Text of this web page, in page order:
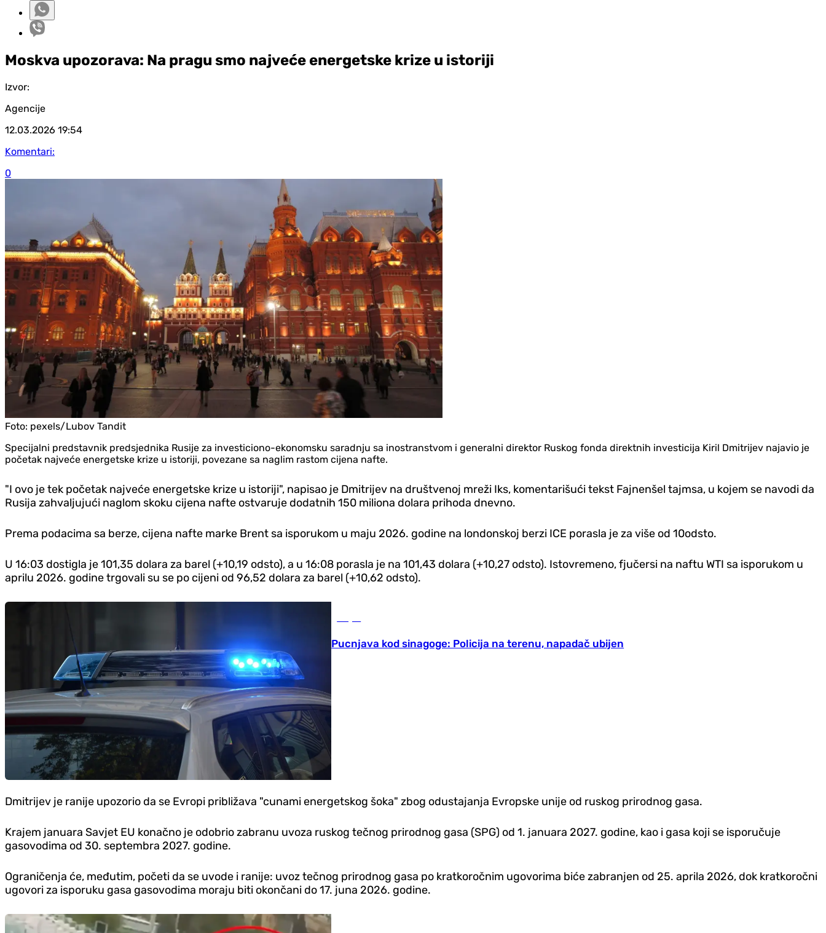
Moskva upozorava: Na pragu smo najveće energetske krize u istoriji
Izvor:
Agencije
12.03.2026 19:54
Komentari:
0
Foto: pexels/Lubov Tandit
Specijalni predstavnik predsjednika Rusije za investiciono-ekonomsku saradnju sa inostranstvom i generalni direktor Ruskog fonda direktnih investicija Kiril Dmitrijev najavio je
početak najveće energetske krize u istoriji, povezane sa naglim rastom cijena nafte.
"I ovo je tek početak najveće energetske krize u istoriji", napisao je Dmitrijev na društvenoj mreži Iks, komentarišući tekst Fajnenšel tajmsa, u kojem se navodi da
Rusija zahvaljujući naglom skoku cijena nafte ostvaruje dodatnih 150 miliona dolara prihoda dnevno.
Prema podacima sa berze, cijena nafte marke Brent sa isporukom u maju 2026. godine na londonskoj berzi ICE porasla je za više od 10odsto.
U 16:03 dostigla je 101,35 dolara za barel (+10,19 odsto), a u 16:08 porasla je na 101,43 dolara (+10,27 odsto). Istovremeno, fjučersi na naftu WTI sa isporukom u
aprilu 2026. godine trgovali su se po cijeni od 96,52 dolara za barel (+10,62 odsto).
Pucnjava kod sinagoge: Policija na terenu, napadač ubijen
Dmitrijev je ranije upozorio da se Evropi približava "cunami energetskog šoka" zbog odustajanja Evropske unije od ruskog prirodnog gasa.
Krajem januara Savjet EU konačno je odobrio zabranu uvoza ruskog tečnog prirodnog gasa (SPG) od 1. januara 2027. godine, kao i gasa koji se isporučuje
gasovodima od 30. septembra 2027. godine.
Ograničenja će, međutim, početi da se uvode i ranije: uvoz tečnog prirodnog gasa po kratkoročnim ugovorima biće zabranjen od 25. aprila 2026, dok kratkoročni
ugovori za isporuku gasa gasovodima moraju biti okončani do 17. juna 2026. godine.